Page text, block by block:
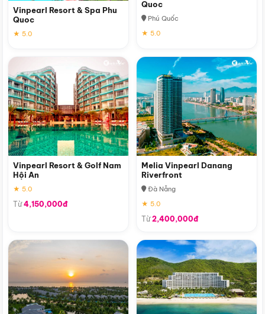
Vinpearl Resort & Spa Phu
Quoc
★ 5.0
Quoc
Phú Quốc
★ 5.0
Vinpearl Resort & Golf Nam
Hội An
★ 5.0
Từ4,150,000đ
Melia Vinpearl Danang
Riverfront
Đà Nẵng
★ 5.0
Từ2,400,000đ